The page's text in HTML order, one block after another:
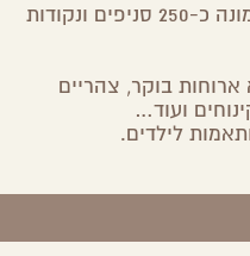
לימים הפך בית הקפה לרשת המונה כ-250 סניפים ונקודות
בוקר, צהריים
ועוד…
לילדים.